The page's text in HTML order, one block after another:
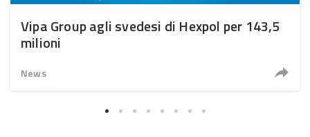
Vipa Group agli svedesi di Hexpol per 143,5
milioni
News